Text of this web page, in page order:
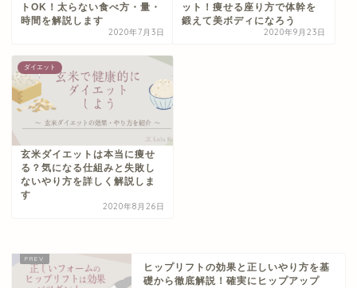
トOK！太らない食べ方・量・
時間を解説します
2020年7月3日
ット！痩せる座り方で体幹を
鍛えて美ボディになろう
2020年9月23日
ダイエット
玄米ダイエットは本当に痩せ
る？気になる仕組みと失敗し
ないやり方を詳しく解説しま
す
2020年8月26日
ヒップリフトの効果と正しいやり方を基
礎から徹底解説！確実にヒップアップ